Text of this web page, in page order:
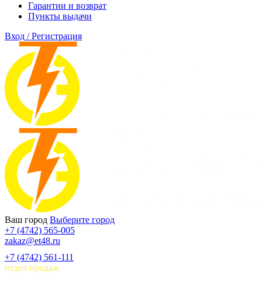
Гарантии и возврат
Пункты выдачи
Вход / Регистрация
Ваш город Выберите город
+7 (4742) 565-005
zakaz@et48.ru
+7 (4742) 561-111
отдел продаж